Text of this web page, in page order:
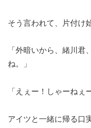
そう言われて、片付け
「外暗いから、緒川君
ね。」
「えぇー！しゃーねぇ
アイツと一緒に帰る口